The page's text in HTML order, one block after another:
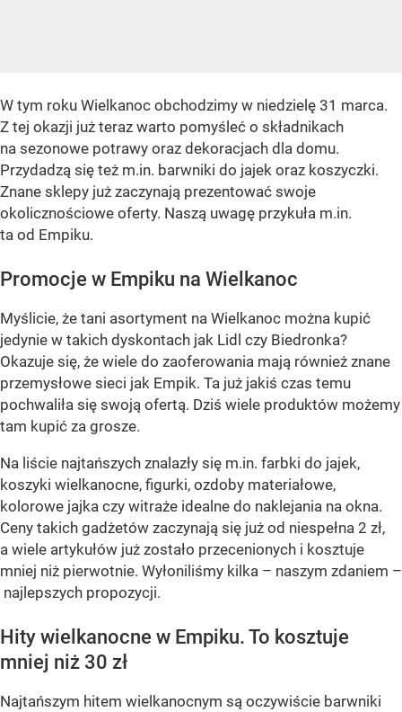
W tym roku Wielkanoc obchodzimy w niedzielę 31 marca.
Z tej okazji już teraz warto pomyśleć o składnikach
na sezonowe potrawy oraz dekoracjach dla domu.
Przydadzą się też m.in. barwniki do jajek oraz koszyczki.
Znane sklepy już zaczynają prezentować swoje
okolicznościowe oferty. Naszą uwagę przykuła m.in.
ta od Empiku.
Promocje w Empiku na Wielkanoc
Myślicie, że tani asortyment na Wielkanoc można kupić
jedynie w takich dyskontach jak Lidl czy Biedronka?
Okazuje się, że wiele do zaoferowania mają również znane
przemysłowe sieci jak Empik. Ta już jakiś czas temu
pochwaliła się swoją ofertą. Dziś wiele produktów możemy
tam kupić za grosze.
Na liście najtańszych znalazły się m.in. farbki do jajek,
koszyki wielkanocne, figurki, ozdoby materiałowe,
kolorowe jajka czy witraże idealne do naklejania na okna.
Ceny takich gadżetów zaczynają się już od niespełna 2 zł,
a wiele artykułów już zostało przecenionych i kosztuje
mniej niż pierwotnie. Wyłoniliśmy kilka – naszym zdaniem –
najlepszych propozycji.
Hity wielkanocne w Empiku. To kosztuje
mniej niż 30 zł
Najtańszym hitem wielkanocnym są oczywiście barwniki